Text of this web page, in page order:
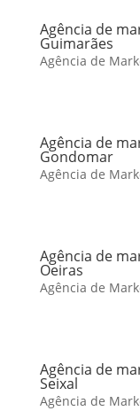
Agência de
Guimarães
Agência de
Agência de
Gondomar
Agência de
Agência de
Oeiras
Agência de
Agência de
Seixal
Agência de